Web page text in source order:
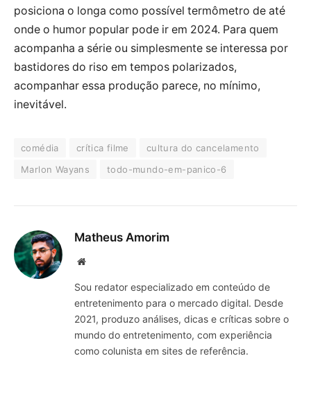
posiciona o longa como possível termômetro de até
onde o humor popular pode ir em 2024. Para quem
acompanha a série ou simplesmente se interessa por
bastidores do riso em tempos polarizados,
acompanhar essa produção parece, no mínimo,
inevitável.
comédia crítica filme
cultura do cancelamento
Marlon Wayans
todo-mundo-em-panico-6
Matheus Amorim
Website
Sou redator especializado em conteúdo de
entretenimento para o mercado digital. Desde
2021, produzo análises, dicas e críticas sobre o
mundo do entretenimento, com experiência
como colunista em sites de referência.